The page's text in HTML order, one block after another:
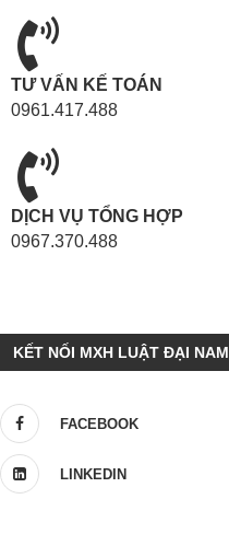
TƯ VẤN KẾ TOÁN
0961.417.488
DỊCH VỤ TỔNG HỢP
0967.370.488
KẾT NỐI MXH LUẬT ĐẠI NAM
FACEBOOK
LINKEDIN